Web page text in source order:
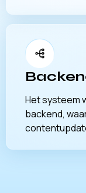
Het systeem
backend,